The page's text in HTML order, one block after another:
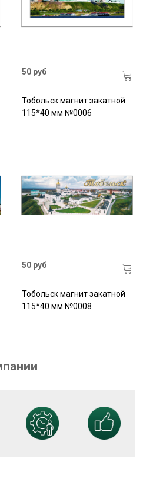
50 руб
Тобольск магнит закатной
115*40 мм №0006
50 руб
Тобольск магнит закатной
115*40 мм №0008